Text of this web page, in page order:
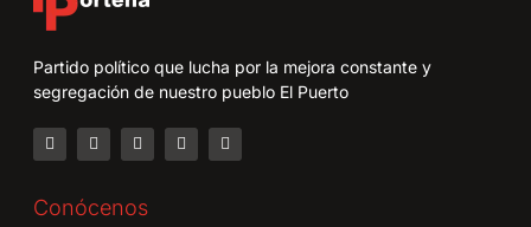
Partido político que lucha por la mejora constante y
segregación de nuestro pueblo El Puerto
Conócenos